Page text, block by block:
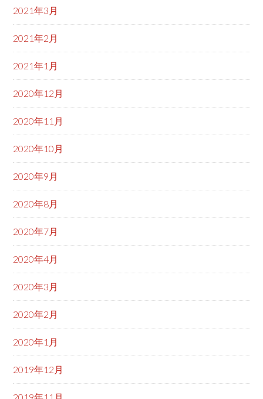
2021年3月
2021年2月
2021年1月
2020年12月
2020年11月
2020年10月
2020年9月
2020年8月
2020年7月
2020年4月
2020年3月
2020年2月
2020年1月
2019年12月